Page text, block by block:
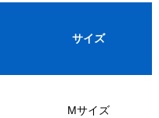
サイズ
Mサイズ